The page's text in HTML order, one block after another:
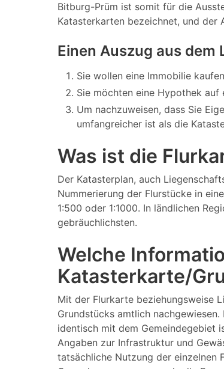
Bitburg-Prüm ist somit für die
Katasterkarten bezeichnet, und der
Einen Auszug aus
Sie wollen eine Immobilie
Sie möchten eine Hypothek auf
Um nachzuweisen, dass Sie
umfangreicher ist als die
Was ist die
Der Katasterplan, auch
Nummerierung der Flurstücke in
1:500 oder 1:1000. In ländlichen
gebräuchlichsten.
Welche
Katasterkarte/
Mit der Flurkarte beziehungsweise
Grundstücks amtlich
identisch mit dem Gemeindegebiet
Angaben zur Infrastruktur und
tatsächliche Nutzung der einzelnen